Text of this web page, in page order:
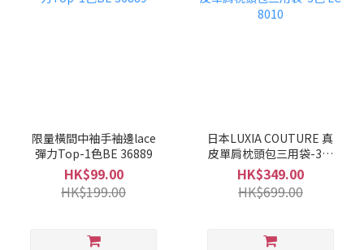
限量橫間中袖手袖邊lace
彈力Top-1色BE 36889
HK$99.00
HK$199.00
日本LUXIA COUTURE 真
皮單肩枕頭包三用袋-3色
LC 8010
HK$349.00
HK$699.00